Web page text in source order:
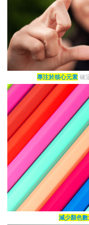
專注於核心元素 確
減少顏色